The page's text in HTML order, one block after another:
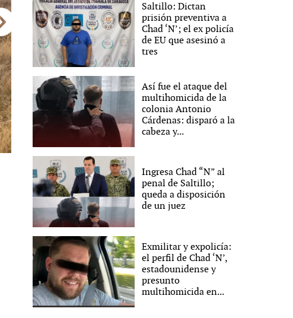
Vacaciones terminaron en tragedia
Saltillo: Dictan
prisión preventiva a
Chad ‘N’; el ex policía
de EU que asesinó a
tres
Así fue el ataque del
multihomicida de la
colonia Antonio
Cárdenas: disparó a la
cabeza y...
Ingresa Chad “N” al
penal de Saltillo;
queda a disposición
de un juez
Exmilitar y expolicía:
el perfil de Chad ‘N’,
estadounidense y
presunto
multihomicida en...